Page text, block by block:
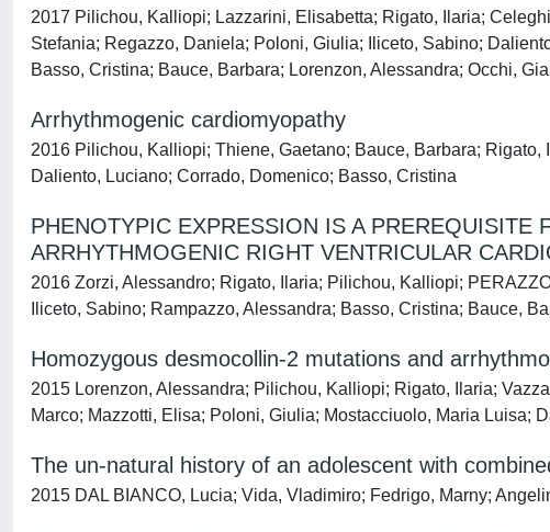
2017 Pilichou, Kalliopi; Lazzarini, Elisabetta; Rigato, Ilaria;
Stefania; Regazzo, Daniela; Poloni, Giulia; Iliceto, Sabino;
Basso, Cristina; Bauce, Barbara; Lorenzon, Alessandra; Occhi,
Arrhythmogenic cardiomyopathy
2016 Pilichou, Kalliopi; Thiene, Gaetano; Bauce, Barbara;
Daliento, Luciano; Corrado, Domenico; Basso, Cristina
PHENOTYPIC EXPRESSION IS A PREREQUISITE
ARRHYTHMOGENIC RIGHT VENTRICULAR
2016 Zorzi, Alessandro; Rigato, Ilaria; Pilichou, Kalliopi;
Iliceto, Sabino; Rampazzo, Alessandra; Basso, Cristina; Bauce,
Homozygous desmocollin-2 mutations and
2015 Lorenzon, Alessandra; Pilichou, Kalliopi; Rigato, Ilaria;
Marco; Mazzotti, Elisa; Poloni, Giulia; Mostacciuolo, Maria Luisa;
The un-natural history of an adolescent with
2015 DAL BIANCO, Lucia; Vida, Vladimiro; Fedrigo, Marny;